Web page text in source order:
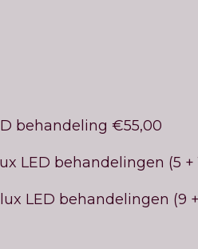
behandeling €55,00
LED behandelingen (5 +
LED behandelingen (9